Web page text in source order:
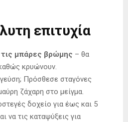
επιτυχία
μπάρες βρώμης – θα
κρυώνουν.
Πρόσθεσε σταγόνες
ζάχαρη στο μείγμα.
δοχείο για έως και 5
να τις καταψύξεις για